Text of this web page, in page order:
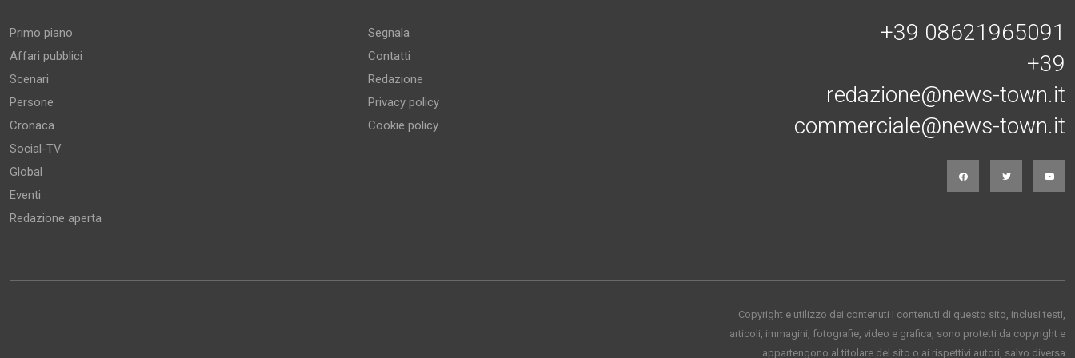
Primo piano
Affari pubblici
Scenari
Persone
Cronaca
Social-TV
Global
Eventi
Redazione aperta
Segnala
Contatti
Redazione
Privacy policy
Cookie policy
+39 08621965091
+39
redazione@news-town.it
commerciale@news-town.it
Copyright e utilizzo dei contenuti I contenuti di questo sito, inclusi testi,
articoli, immagini, fotografie, video e grafica, sono protetti da copyright e
appartengono al titolare del sito o ai rispettivi autori, salvo diversa